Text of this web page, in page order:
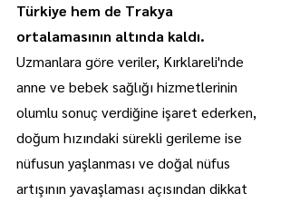
Türkiye hem de Trakya
ortalamasının altında kaldı.
Uzmanlara göre veriler, Kırklareli'nde
anne ve bebek sağlığı hizmetlerinin
olumlu sonuç verdiğine işaret ederken,
doğum hızındaki sürekli gerileme ise
nüfusun yaşlanması ve doğal nüfus
artışının yavaşlaması açısından dikkat